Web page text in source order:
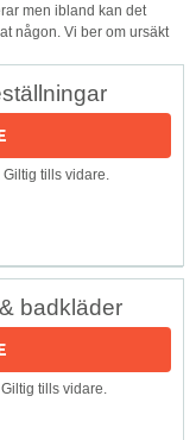
men ibland kan det
någon. Vi ber om ursäkt
Giltig tills vidare.
badkläder
Giltig tills vidare.